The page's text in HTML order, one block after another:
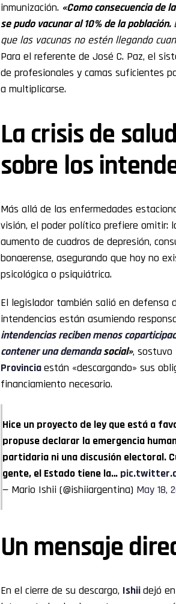
inmunización. «Como consecuencia de
se pudo vacunar al 10% de la población.
que las vacunas no estén llegando
Para el referente de José C. Paz, el
de profesionales y camas suficientes
a multiplicarse.
La crisis de
sobre los
Más allá de las enfermedades
visión, el poder político prefiere omitir:
aumento de cuadros de depresión,
bonaerense, asegurando que hoy no
psicológica o psiquiátrica.
El legislador también salió en defensa
intendencias están asumiendo
intendencias reciben menos
contener una demandasocial», sostuvo
Provinciaestán «descargando» sus
financiamiento necesario.
Hice un proyecto de ley que está a
propuse declarar la emergencia
partidaria ni una discusión electoral.
gente, el Estado tiene la…
— Mario Ishii (@ishiiargentina) May 18,
Un mensaje
En el cierre de su descargo, Ishiidejó